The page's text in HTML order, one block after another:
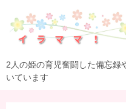
2人の姫の育児奮闘した備忘録
いています